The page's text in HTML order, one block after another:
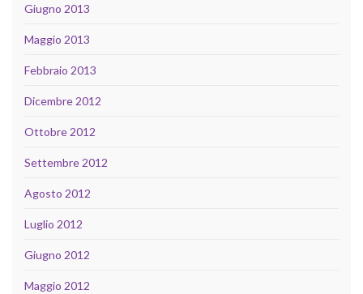
Giugno 2013
Maggio 2013
Febbraio 2013
Dicembre 2012
Ottobre 2012
Settembre 2012
Agosto 2012
Luglio 2012
Giugno 2012
Maggio 2012